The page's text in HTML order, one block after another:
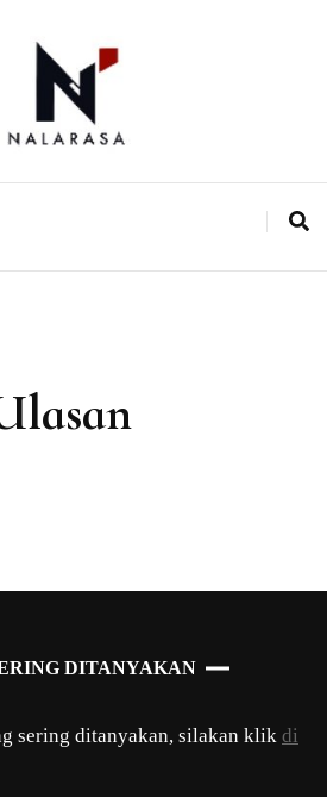
DITANYAKAN
sering ditanyakan, silakan klik di